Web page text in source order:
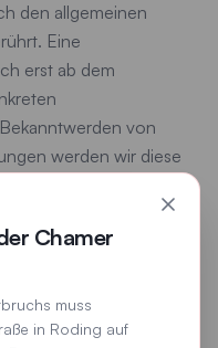
den allgemeinen
Eine
erst ab dem
von
werden wir diese
Websites
Einfluss haben.
Chamer
muss
in Roding auf